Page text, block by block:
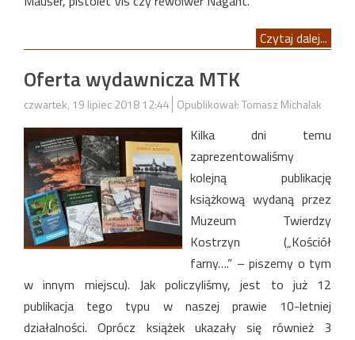
Czytaj dalej...
Oferta wydawnicza MTK
czwartek, 19 lipiec 2018 12:44 Opublikował: Tomasz Michalak
Kilka dni temu
zaprezentowaliśmy
kolejną publikację
książkową wydaną przez
Muzeum Twierdzy
Kostrzyn („Kościół
farny….” – piszemy o tym
w innym miejscu). Jak policzyliśmy, jest to już 12
publikacja tego typu w naszej prawie 10-letniej
działalności. Oprócz książek ukazały się również 3